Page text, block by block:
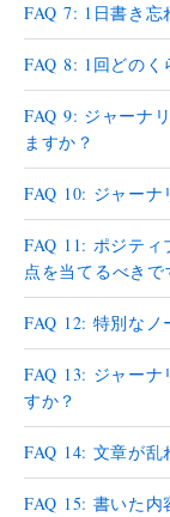
FAQ 7: 1日書き忘
FAQ 8: 1回どのく
FAQ 9: ジャーナ
ますか？
FAQ 10: ジャーナ
FAQ 11: ポジテ
点を当てるべきで
FAQ 12: 特別なノ
FAQ 13: ジャー
すか？
FAQ 14: 文章が乱
FAQ 15: 書いた内